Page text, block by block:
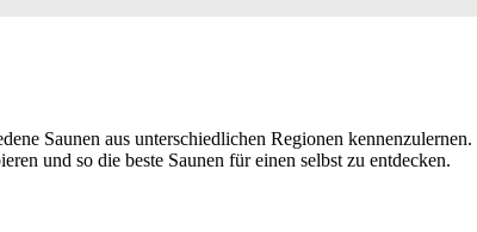
Saunen aus unterschiedlichen Regionen
und so die beste Saunen für einen selbst zu entdecken.